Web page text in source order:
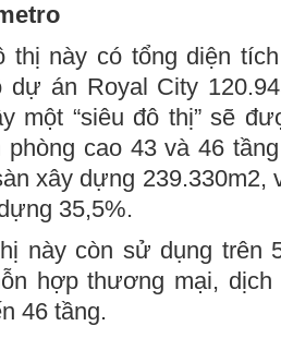
thị này có tổng diện
dự án Royal City
một “siêu đô thị” sẽ
cao 43 và 46
xây dựng 239.330m2,
35,5%.
này còn sử dụng trên
hợp thương mại,
46 tầng.